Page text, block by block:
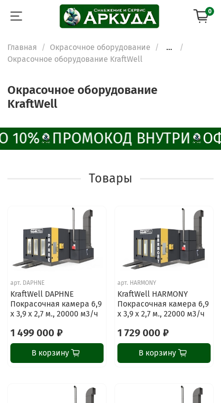
0
Главная Окрасочное оборудование
...
Окрасочное оборудование KraftWell
Окрасочное оборудование
KraftWell
10% ПРОМОКОД ВНУТРИ
Товары
арт. DAPHNE
KraftWell DAPHNE
Покрасочная камера 6,9
х 3,9 х 2,7 м., 20000 м3/ч
1 499 000 ₽
В корзину
арт. HARMONY
KraftWell HARMONY
Покрасочная камера 6,9
х 3,9 х 2,7 м., 22000 м3/ч
1 729 000 ₽
В корзину